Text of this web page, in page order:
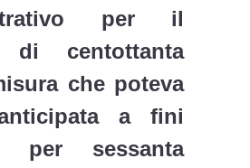
per il
di centottanta
che poteva
a fini
per sessanta